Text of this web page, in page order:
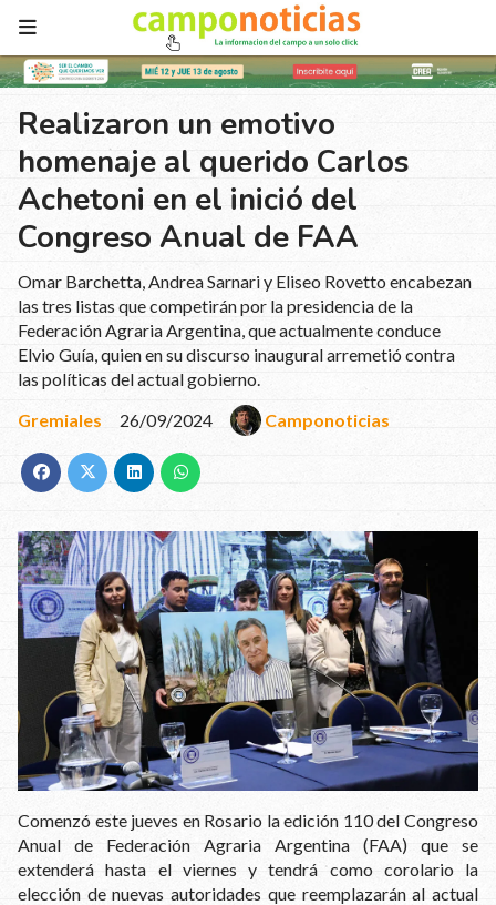
Realizaron un emotivo
homenaje al querido Carlos
Achetoni en el inició del
Congreso Anual de FAA
Omar Barchetta, Andrea Sarnari y Eliseo Rovetto encabezan
las tres listas que competirán por la presidencia de la
Federación Agraria Argentina, que actualmente conduce
Elvio Guía, quien en su discurso inaugural arremetió contra
las políticas del actual gobierno.
Gremiales
26/09/2024 Camponoticias
Comenzó este jueves en Rosario la edición 110 del Congreso
Anual de Federación Agraria Argentina (FAA) que se
extenderá hasta el viernes y tendrá como corolario la
elección de nuevas autoridades que reemplazarán al actual